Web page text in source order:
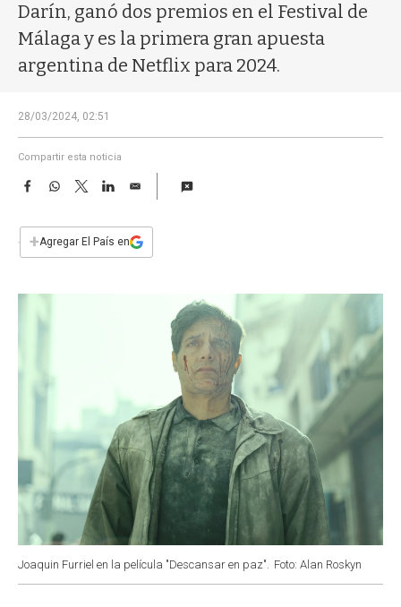
Darín, ganó dos premios en el Festival de
Málaga y es la primera gran apuesta
argentina de Netflix para 2024.
28/03/2024, 02:51
Compartir esta noticia
F
e
b
W
s
T
w
t
L
E
i
l
+Agregar El País en
Joaquin Furriel en la película "Descansar en paz". Foto: Alan Roskyn